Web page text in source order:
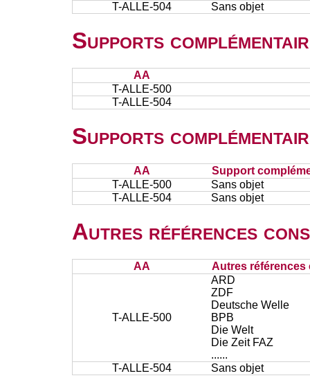
T-ALLE-504
Sans objet
Supports
AA
T-ALLE-500
T-ALLE-504
Supports
AA
Support
T-ALLE-500
Sans objet
T-ALLE-504
Sans objet
Autres références
AA Autres références
T-ALLE-500
ARD
ZDF
Deutsche Welle
BPB
Die Welt
Die Zeit FAZ
......
T-ALLE-504
Sans objet